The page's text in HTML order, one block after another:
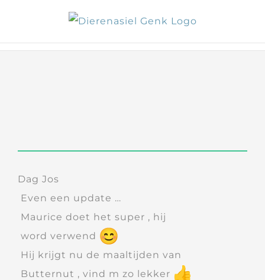
content
Dag Jos
Even een update …
Maurice doet het super , hij
word verwend
Hij krijgt nu de maaltijden van
Butternut , vind m zo lekker